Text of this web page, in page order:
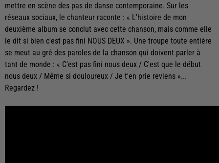
mettre en scène des pas de danse contemporaine. Sur les
réseaux sociaux, le chanteur raconte : « L'histoire de mon
deuxième album se conclut avec cette chanson, mais comme elle
le dit si bien c'est pas fini NOUS DEUX ». Une troupe toute entière
se meut au gré des paroles de la chanson qui doivent parler à
tant de monde : « C'est pas fini nous deux / C'est que le début
nous deux / Même si douloureux / Je t'en prie reviens »...
Regardez !